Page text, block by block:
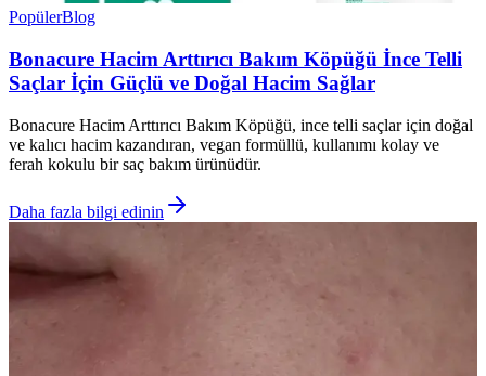
PopülerBlog
Bonacure Hacim Arttırıcı Bakım Köpüğü İnce Telli
Saçlar İçin Güçlü ve Doğal Hacim Sağlar
Bonacure Hacim Arttırıcı Bakım Köpüğü, ince telli saçlar için doğal
ve kalıcı hacim kazandıran, vegan formüllü, kullanımı kolay ve
ferah kokulu bir saç bakım ürünüdür.
Daha fazla bilgi edinin